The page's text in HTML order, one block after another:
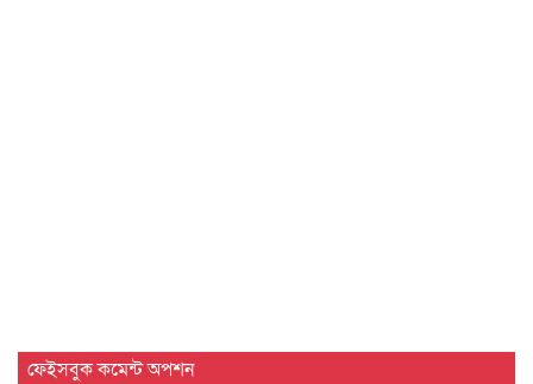
ফেইসবুক কমেন্ট অপশন